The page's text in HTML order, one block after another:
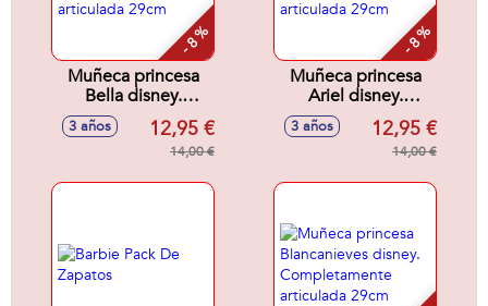
- 8 %
Muñeca princesa
Bella disney.
Completamente
articulada 29cm
3 años 12,95 €
14,00 €
- 8 %
Muñeca princesa
Ariel disney.
Completamente
articulada 29cm
3 años 12,95 €
14,00 €